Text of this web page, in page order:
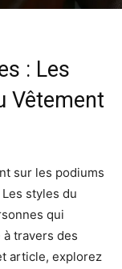
: Les
Vêtement
sur les podiums
styles du
qui
travers des
article, explorez